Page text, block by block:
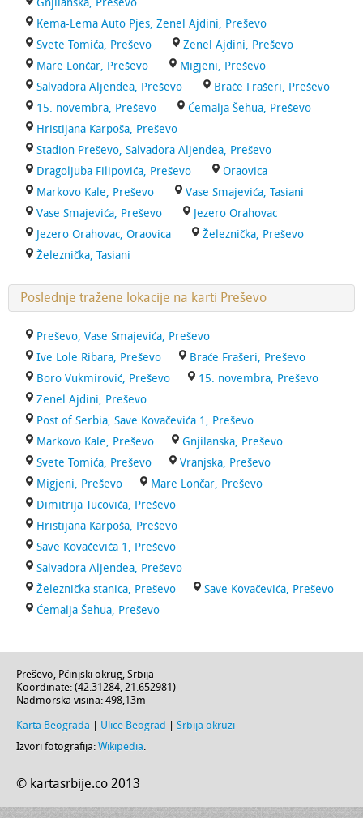
Gnjilanska, Preševo
Kema-Lema Auto Pjes, Zenel Ajdini, Preševo
Svete Tomića, Preševo
Zenel Ajdini, Preševo
Mare Lončar, Preševo
Migjeni, Preševo
Salvadora Aljendea, Preševo
Braće Frašeri, Preševo
15. novembra, Preševo
Ćemalja Šehua, Preševo
Hristijana Karpoša, Preševo
Stadion Preševo, Salvadora Aljendea, Preševo
Dragoljuba Filipovića, Preševo
Oraovica
Markovo Kale, Preševo
Vase Smajevića, Tasiani
Vase Smajevića, Preševo
Jezero Orahovac
Jezero Orahovac, Oraovica
Železnička, Preševo
Železnička, Tasiani
Poslednje tražene lokacije na karti Preševo
Preševo, Vase Smajevića, Preševo
Ive Lole Ribara, Preševo
Braće Frašeri, Preševo
Boro Vukmirović, Preševo
15. novembra, Preševo
Zenel Ajdini, Preševo
Post of Serbia, Save Kovačevića 1, Preševo
Markovo Kale, Preševo
Gnjilanska, Preševo
Svete Tomića, Preševo
Vranjska, Preševo
Migjeni, Preševo
Mare Lončar, Preševo
Dimitrija Tucovića, Preševo
Hristijana Karpoša, Preševo
Save Kovačevića 1, Preševo
Salvadora Aljendea, Preševo
Železnička stanica, Preševo
Save Kovačevića, Preševo
Ćemalja Šehua, Preševo
Preševo, Pčinjski okrug, Srbija
Koordinate: (42.31284, 21.652981 )
Nadmorska visina: 498,13m
Karta Beograda Ulice Beograd
Srbija okruzi
Izvori fotografija: Wikipedia.
© kartasrbije.co 2013